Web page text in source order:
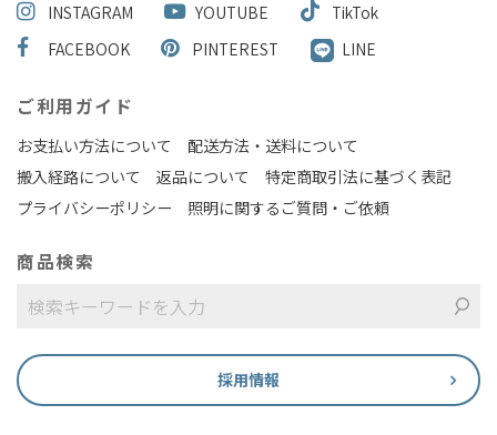
INSTAGRAM YOUTUBE
TikTok
FACEBOOK
PINTEREST LINE
ご利用ガイド
お支払い方法について
配送方法・送料について
搬入経路について
返品について
特定商取引法に基づく表記
プライバシーポリシー
照明に関するご質問・ご依頼
商品検索
採用情報